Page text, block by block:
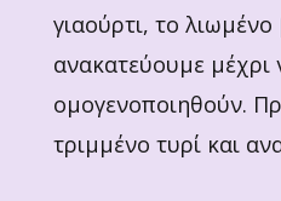
γιαούρτι, το
ανακατεύουμε μέχρι
ομογενοποιηθούν.
τριμμένο τυρί και